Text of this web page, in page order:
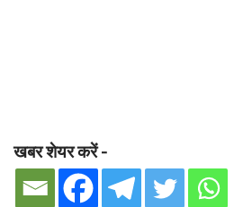
खबर शेयर करें -